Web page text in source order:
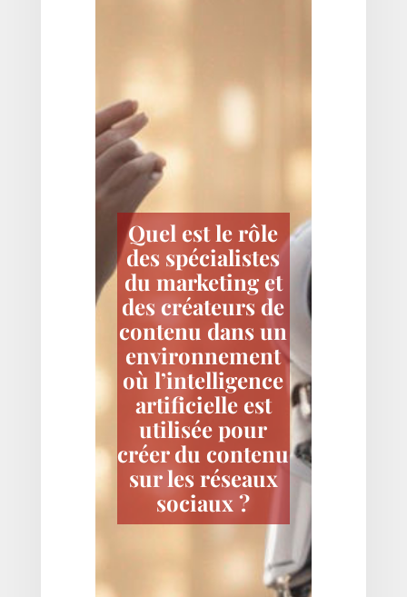
Quel est le rôle
des spécialistes
du marketing et
des créateurs de
contenu dans un
environnement
où l’intelligence
artificielle est
utilisée pour
créer du contenu
sur les réseaux
sociaux ?